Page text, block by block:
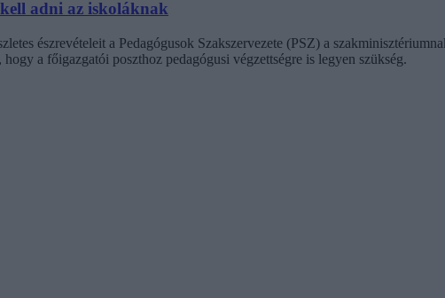
kell adni az iskoláknak
észrevételeit a Pedagógusok Szakszervezete (PSZ) a
a főigazgatói poszthoz pedagógusi végzettségre is legyen szükség.